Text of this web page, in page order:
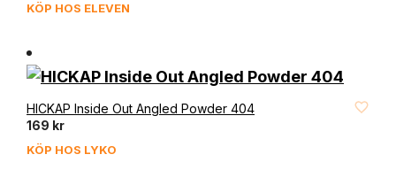
KÖP HOS ELEVEN
FAVORIT
HICKAP Inside Out Angled Powder 404
169 kr
KÖP HOS LYKO